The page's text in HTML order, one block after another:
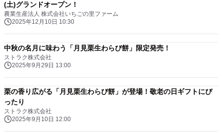
(土)グランドオープン！
農業生産法人 株式会社いちごの里ファーム
2025年12月10日 10:30
中秋の名月に味わう「月見栗生わらび餅」限定発売！
ストラク株式会社
2025年9月29日 13:00
栗の香り広がる「月見栗生わらび餅」が登場！敬老の日ギフトにぴ
ったり
ストラク株式会社
2025年9月10日 12:00